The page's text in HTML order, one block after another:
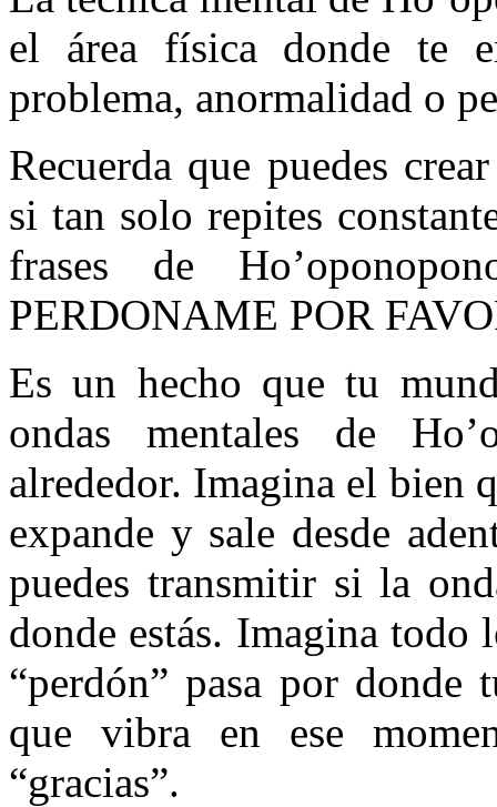
el área física donde te
problema, anormalidad o
Recuerda que puedes
si tan solo repites
frases de
PERDONAME POR
Es un hecho que tu
ondas mentales de
alrededor. Imagina el bien
expande y sale desde
puedes transmitir si la
donde estás. Imagina todo
“perdón” pasa por donde
que vibra en ese
“gracias”.